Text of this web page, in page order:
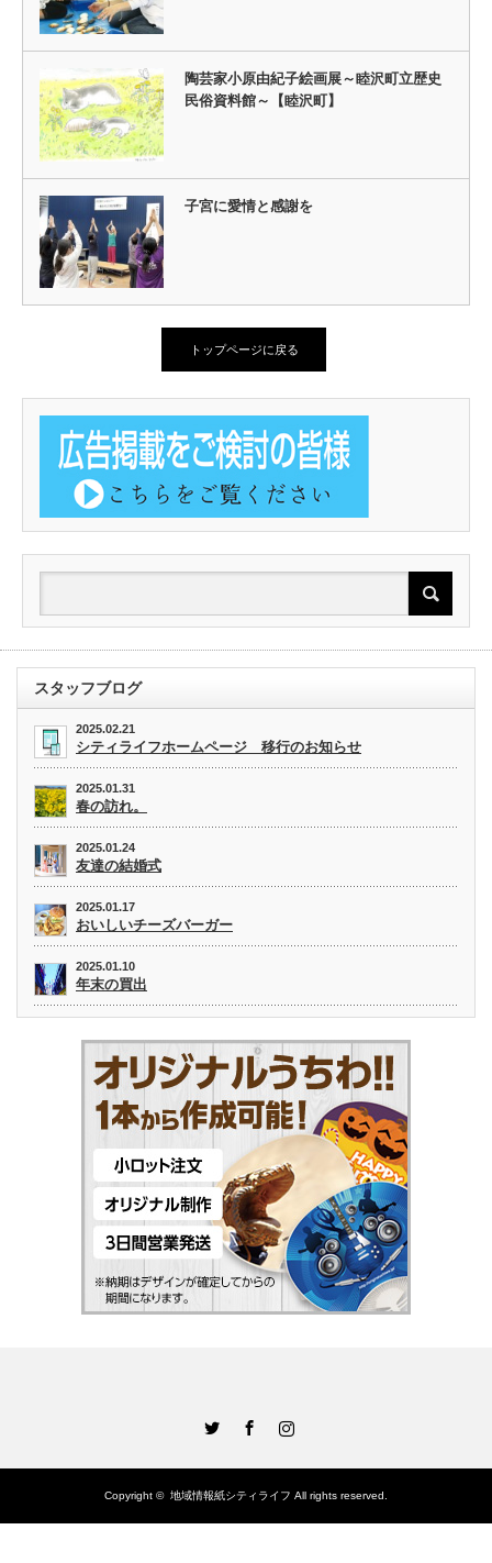
陶芸家小原由紀子絵画展～睦沢町立歴史
民俗資料館～【睦沢町】
子宮に愛情と感謝を
トップページに戻る
スタッフブログ
2025.02.21
シティライフホームページ 移行のお知らせ
2025.01.31
春の訪れ。
2025.01.24
友達の結婚式
2025.01.17
おいしいチーズバーガー
2025.01.10
年末の買出
Copyright © 地域情報紙シティライフ All rights reserved.